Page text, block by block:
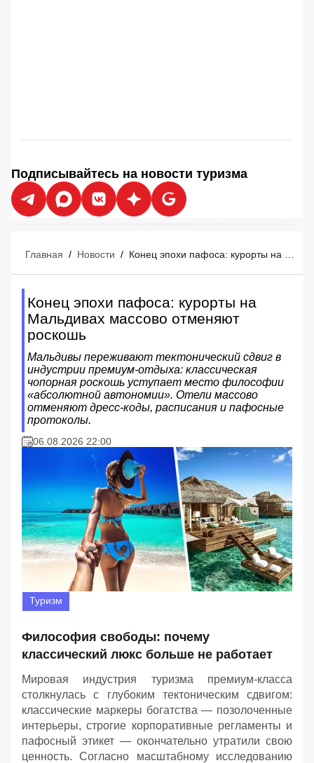
Подписывайтесь на новости туризма
Главная / Новости /
Конец эпохи пафоса: курорты на
Мальдивах массово отменяют
роскошь
Мальдивы переживают тектонический сдвиг в
индустрии премиум-отдыха: классическая
чопорная роскошь уступает место философии
«абсолютной автономии». Отели массово
отменяют дресс-коды, расписания и пафосные
протоколы.
06.08.2026 22:00
Туризм
Философия свободы: почему
классический люкс больше не работает
Мировая индустрия туризма премиум-класса
столкнулась с глубоким тектоническим сдвигом:
классические маркеры богатства — позолоченные
интерьеры, строгие корпоративные регламенты и
пафосный этикет — окончательно утратили свою
ценность. Согласно масштабному исследованию